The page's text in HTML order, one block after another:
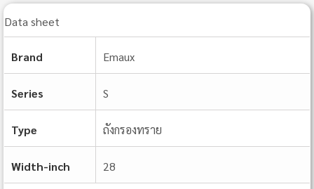
Data sheet
Brand Emaux
Series S
Type ถังกรองทราย
Width-inch 28